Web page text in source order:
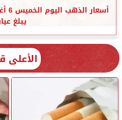
يبلغ
الأعلى